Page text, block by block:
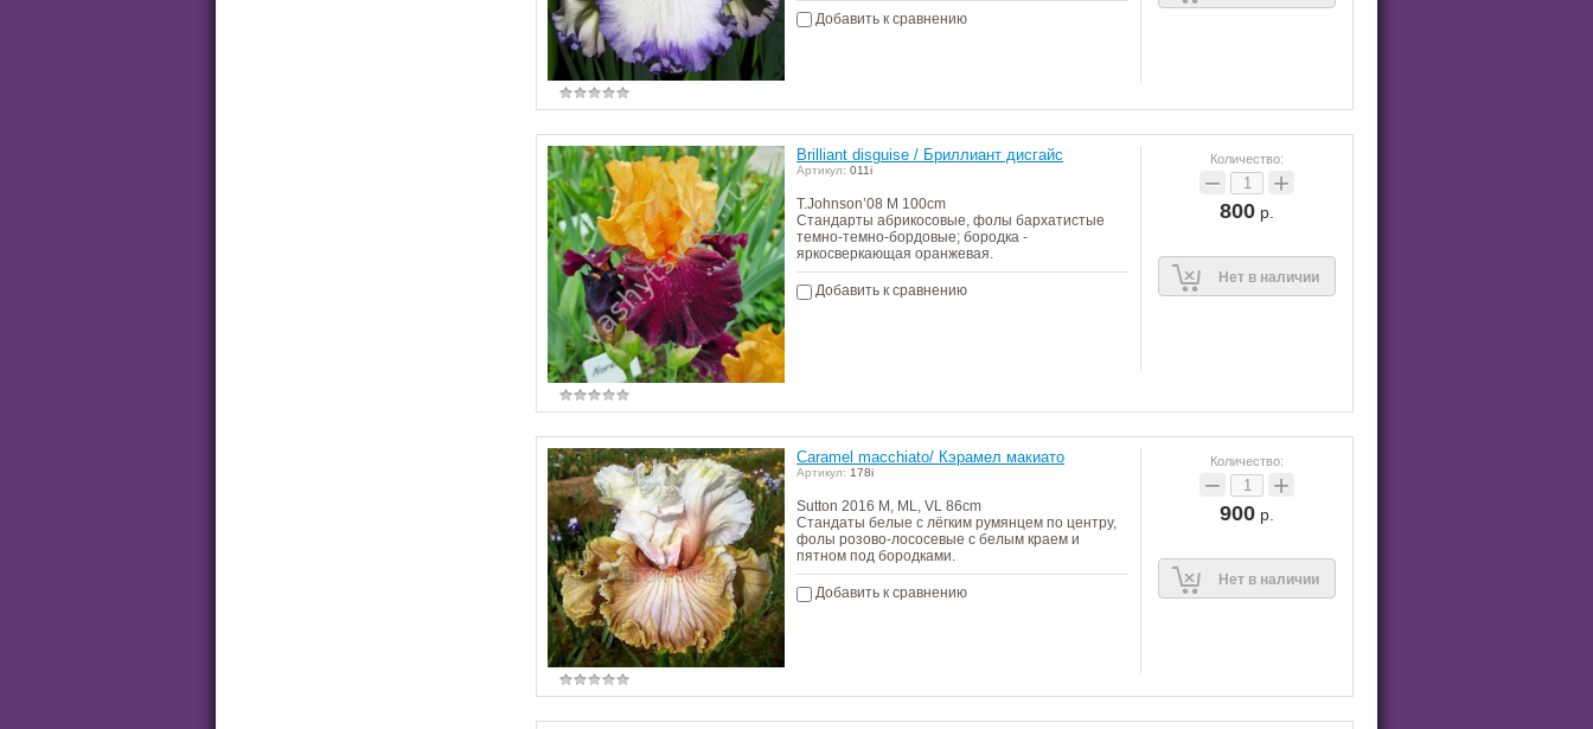
Добавить к сравнению
Количество:
− +
800 р.
Нет в наличии
Brilliant disguise / Бриллиант дисгайс
Артикул: 011i
T.Johnson’08 M 100cm
Стандарты абрикосовые, фолы бархатистые
темно-темно-бордовые; бородка -
яркосверкающая оранжевая.
Добавить к сравнению
Количество:
− +
900 р.
Нет в наличии
Caramel macchiato/ Кэрамел макиато
Артикул: 178i
Sutton 2016 M, ML, VL 86cm
Стандаты белые с лёгким румянцем по центру,
фолы розово-лососевые с белым краем и
пятном под бородками.
Добавить к сравнению